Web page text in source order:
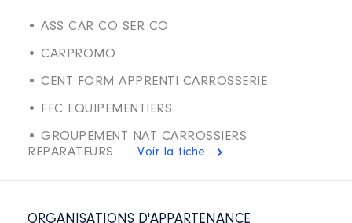
• ASS CAR CO SER CO
• CARPROMO
• CENT FORM APPRENTI CARROSSERIE
• FFC EQUIPEMENTIERS
• GROUPEMENT NAT CARROSSIERS
REPARATEURS
Voir la fiche
ORGANISATIONS D'APPARTENANCE